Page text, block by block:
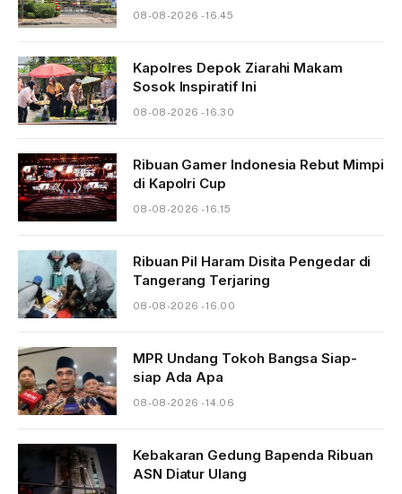
08-08-2026 - 16.45
Kapolres Depok Ziarahi Makam
Sosok Inspiratif Ini
08-08-2026 - 16.30
Ribuan Gamer Indonesia Rebut Mimpi
di Kapolri Cup
08-08-2026 - 16.15
Ribuan Pil Haram Disita Pengedar di
Tangerang Terjaring
08-08-2026 - 16.00
MPR Undang Tokoh Bangsa Siap-
siap Ada Apa
08-08-2026 - 14.06
Kebakaran Gedung Bapenda Ribuan
ASN Diatur Ulang